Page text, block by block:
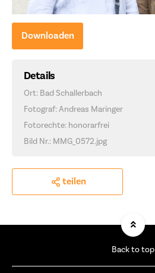
Downloaden
Details
Ort: Bad Schallerbach
Fotograf: Andreas Maringer
Fotorechte: honorarfrei
Bild Nr.: MMG_0572.jpg
teilen
Back to top